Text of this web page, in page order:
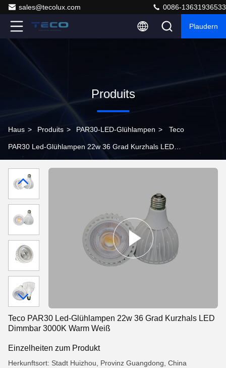
sales@tecolux.com 0086-13631936533
Plaudern
Produits
Haus > Produits > PAR30-LED-Glühlampen > Teco
PAR30 Led-Glühlampen 22w 36 Grad Kurzhals LED
Teco PAR30 Led-Glühlampen 22w 36 Grad Kurzhals LED
Dimmbar 3000K Warm Weiß
Einzelheiten zum Produkt
Herkunftsort: Stadt Huizhou, Provinz Guangdong, China